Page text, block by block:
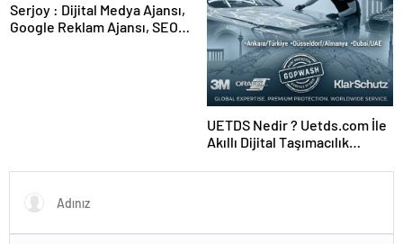
Serjoy : Dijital Medya Ajansı,
Google Reklam Ajansı, SEO
UETDS Nedir ? Uetds.com İle
Akıllı Dijital Taşımacılık